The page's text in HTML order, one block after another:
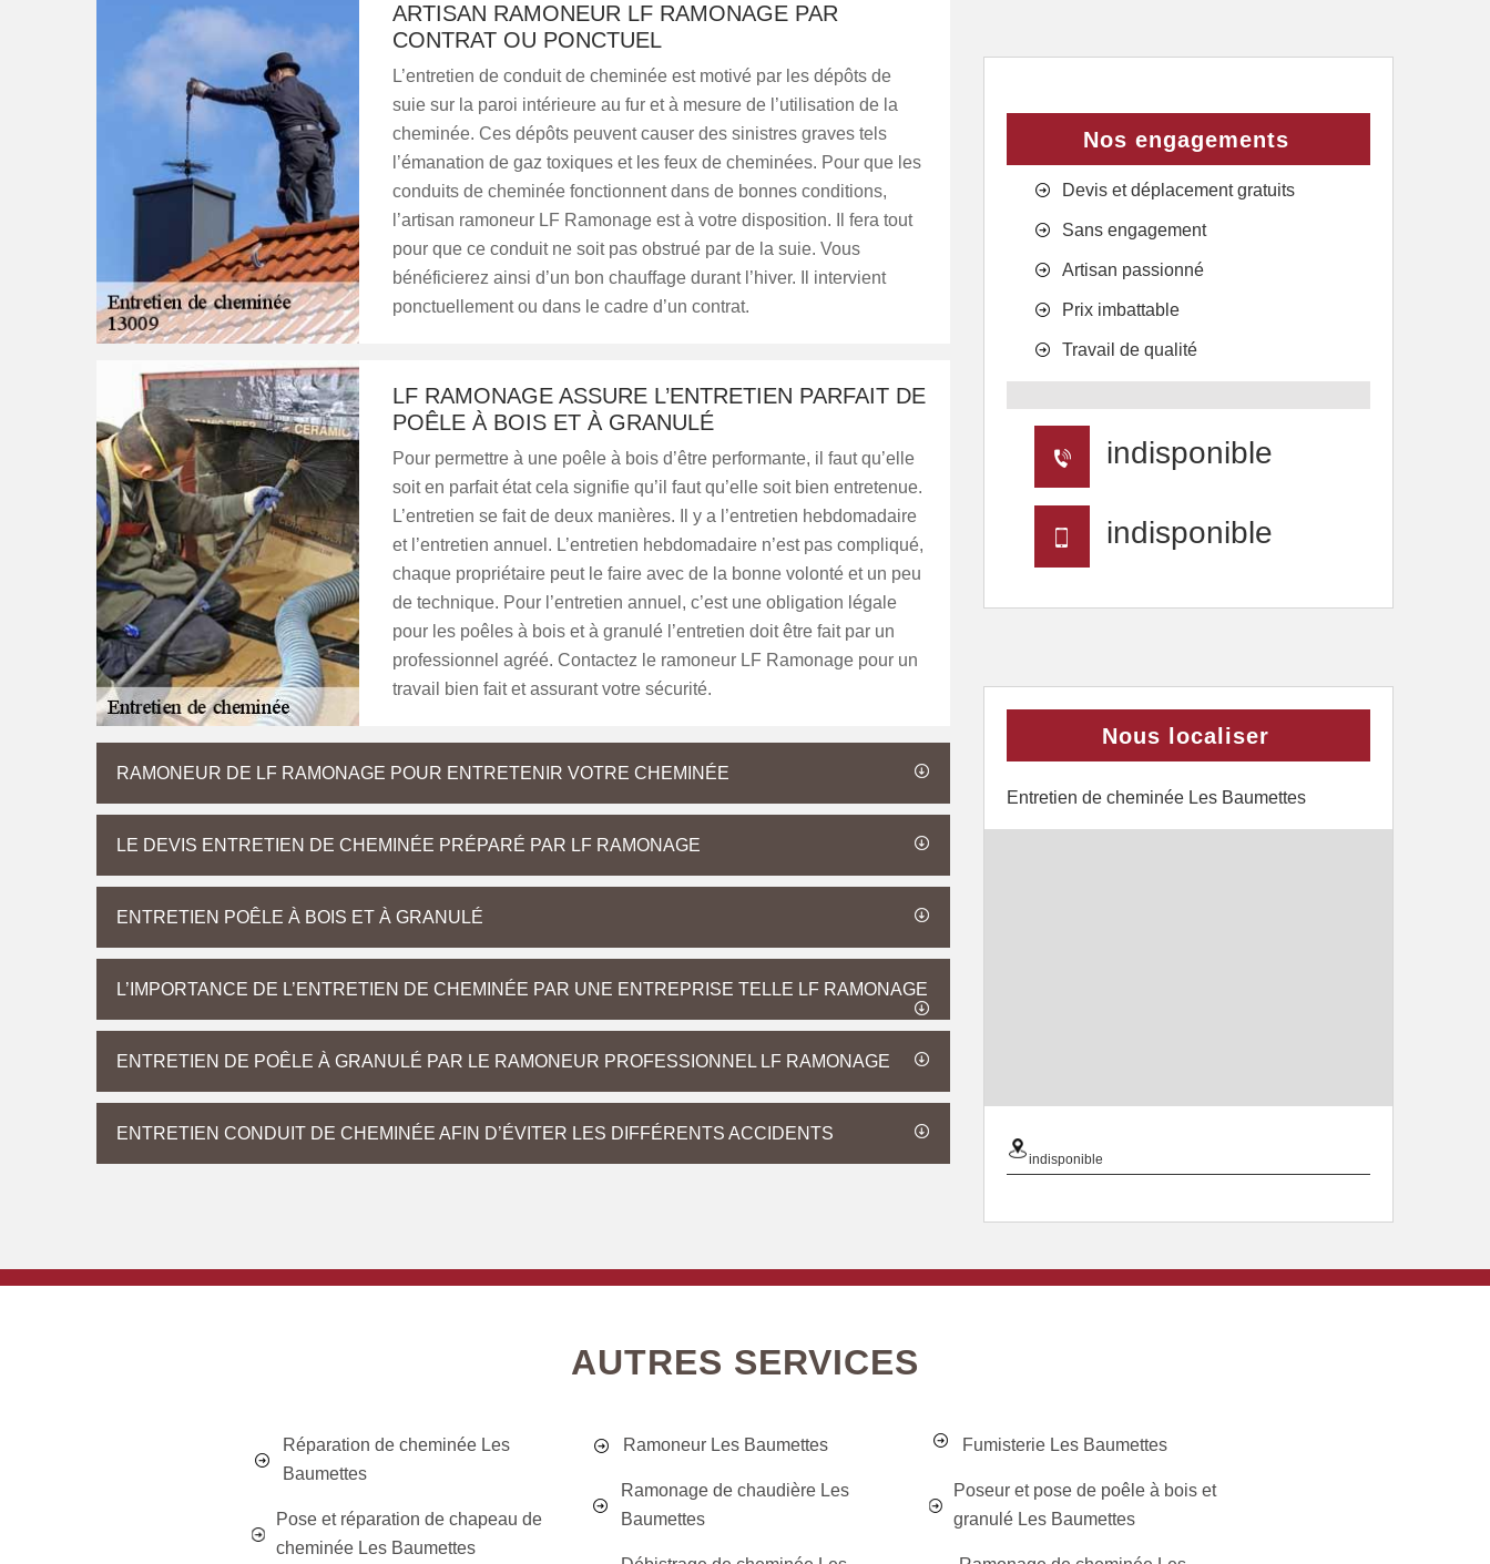
ARTISAN RAMONEUR LF RAMONAGE PAR
CONTRAT OU PONCTUEL
L’entretien de conduit de cheminée est motivé par les dépôts de
suie sur la paroi intérieure au fur et à mesure de l’utilisation de la
cheminée. Ces dépôts peuvent causer des sinistres graves tels
l’émanation de gaz toxiques et les feux de cheminées. Pour que les
conduits de cheminée fonctionnent dans de bonnes conditions,
l’artisan ramoneur LF Ramonage est à votre disposition. Il fera tout
pour que ce conduit ne soit pas obstrué par de la suie. Vous
bénéficierez ainsi d’un bon chauffage durant l’hiver. Il intervient
ponctuellement ou dans le cadre d’un contrat.
LF RAMONAGE ASSURE L’ENTRETIEN PARFAIT DE
POÊLE À BOIS ET À GRANULÉ
Pour permettre à une poêle à bois d’être performante, il faut qu’elle
soit en parfait état cela signifie qu’il faut qu’elle soit bien entretenue.
L’entretien se fait de deux manières. Il y a l’entretien hebdomadaire
et l’entretien annuel. L’entretien hebdomadaire n’est pas compliqué,
chaque propriétaire peut le faire avec de la bonne volonté et un peu
de technique. Pour l’entretien annuel, c’est une obligation légale
pour les poêles à bois et à granulé l’entretien doit être fait par un
professionnel agréé. Contactez le ramoneur LF Ramonage pour un
travail bien fait et assurant votre sécurité.
RAMONEUR DE LF RAMONAGE POUR ENTRETENIR VOTRE CHEMINÉE
LE DEVIS ENTRETIEN DE CHEMINÉE PRÉPARÉ PAR LF RAMONAGE
ENTRETIEN POÊLE À BOIS ET À GRANULÉ
L’IMPORTANCE DE L’ENTRETIEN DE CHEMINÉE PAR UNE ENTREPRISE TELLE LF RAMONAGE
ENTRETIEN DE POÊLE À GRANULÉ PAR LE RAMONEUR PROFESSIONNEL LF RAMONAGE
ENTRETIEN CONDUIT DE CHEMINÉE AFIN D’ÉVITER LES DIFFÉRENTS ACCIDENTS
Nos engagements
Devis et déplacement gratuits
Sans engagement
Artisan passionné
Prix imbattable
Travail de qualité
indisponible
indisponible
Nous localiser
Entretien de cheminée Les Baumettes
indisponible
AUTRES SERVICES
Réparation de cheminée Les
Baumettes
Pose et réparation de chapeau de
cheminée Les Baumettes
Ramoneur Les Baumettes
Ramonage de chaudière Les
Baumettes
Fumisterie Les Baumettes
Poseur et pose de poêle à bois et
granulé Les Baumettes